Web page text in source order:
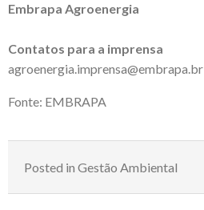
Embrapa Agroenergia
Contatos para a imprensa
agroenergia.imprensa@embrapa.br
Fonte: EMBRAPA
Posted in Gestão Ambiental